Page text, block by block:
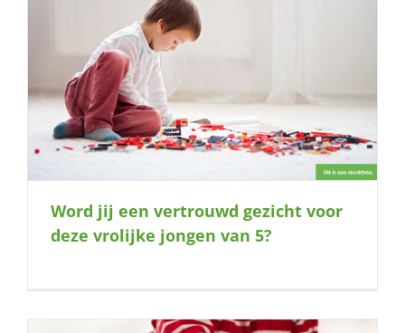
Word jij een vertrouwd gezicht voor
deze vrolijke jongen van 5?